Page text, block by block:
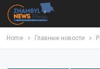
Home Главные новости